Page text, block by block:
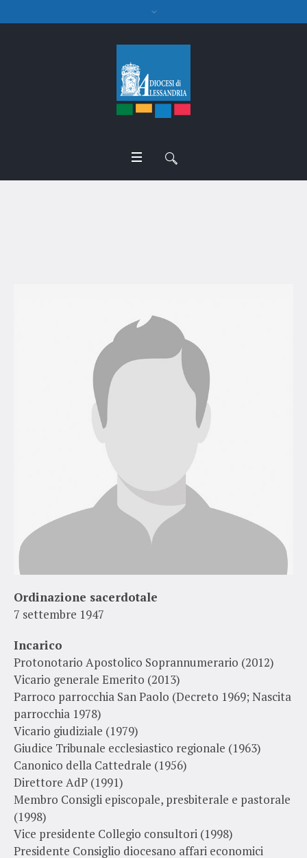
Ordinazione sacerdotale
7 settembre 1947
Incarico
Protonotario Apostolico Soprannumerario (2012)
Vicario generale Emerito (2013)
Parroco parrocchia San Paolo (Decreto 1969; Nascita
parrocchia 1978)
Vicario giudiziale (1979)
Giudice Tribunale ecclesiastico regionale (1963)
Canonico della Cattedrale (1956)
Direttore AdP (1991)
Membro Consigli episcopale, presbiterale e pastorale
(1998)
Vice presidente Collegio consultori (1998)
Presidente Consiglio diocesano affari economici